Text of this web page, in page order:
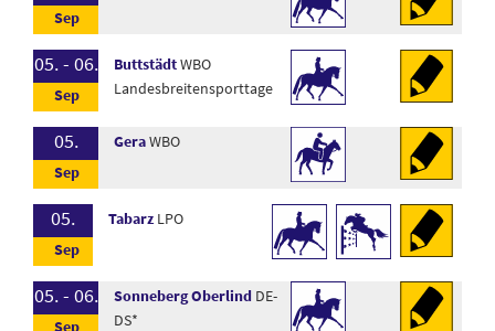
05. - 06. ButtstädtWBO
Landesbreitensporttage
05. GeraWBO
05. TabarzLPO
05. - 06. Sonneberg Oberlind DE-
DS*